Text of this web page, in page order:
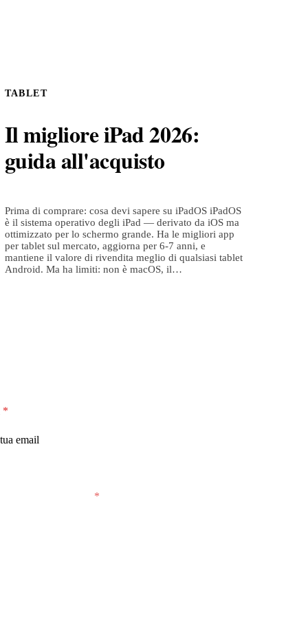
TABLET
Il migliore iPad 2026:
guida all'acquisto
Prima di comprare: cosa devi sapere su iPadOS iPadOS
è il sistema operativo degli iPad — derivato da iOS ma
ottimizzato per lo schermo grande. Ha le migliori app
per tablet sul mercato, aggiorna per 6-7 anni, e
mantiene il valore di rivendita meglio di qualsiasi tablet
Android. Ma ha limiti: non è macOS, il…
*
*